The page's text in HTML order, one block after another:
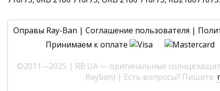
Оправы Ray-Ban | Соглашение пользователя |
Принимаем к оплате
©2011—2025 | RB.UA — оригинальные
Rayban) | Есть вопросы? Пишите: